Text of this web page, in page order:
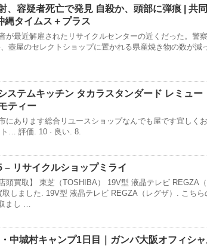
、容疑者死亡で発見 自殺か、頭部に弾痕 | 共
縄タイムス＋プラス
が最近解雇されたリサイクルセンターの近くだった。警
壺屋のセレクトショップに置かれる県産焼き物の数が減
ステムキッチン タカラスタンダード レミュー
ティー
にあります総合リユースショップなんでも屋です宜しく
… 評価. 10 · 良い. 8.
– リサイクルショップミライ
頭買取】 東芝（TOSHIBA） 19V型 液晶テレビ REGZA（
取しました. 19V型 液晶テレビ REGZA（レグザ）. こちら
まし …
・中城村キャンプ1日目｜ガンバ大阪オフィシ